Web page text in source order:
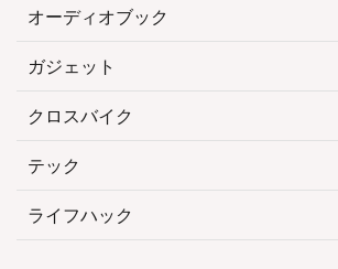
オーディオブック
ガジェット
クロスバイク
テック
ライフハック